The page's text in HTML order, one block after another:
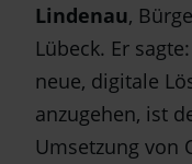
Lindenau,
Lübeck. Er
neue, digitale
anzugehen, ist
Umsetzung von